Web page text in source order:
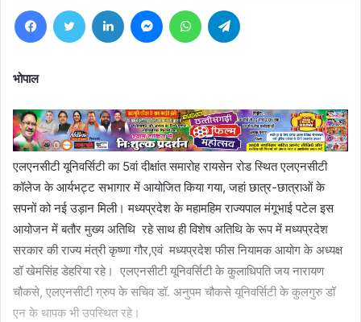
FacebookTwitter LinkedIn MessengerWhatsApp
भोपाल
एलएनसीटी यूनिवर्सिटी का 5वां दीक्षांत समारोह रायसेन रोड स्थित एलएनसीटी
कॉलेज के आर्यभट्ट सभागार में आयोजित किया गया, जहां छात्र-छात्राओं के
सपनों को नई उड़ान मिली। मध्यप्रदेश के महामहिम राज्यपाल मंगूभाई पटेल इस
आयोजन में बतौर मुख्य अतिथि रहे साथ ही विशेष अतिथि के रूप में मध्यप्रदेश
सरकार की राज्य मंत्री कृष्णा गौर,एवं मध्यप्रदेश फीस नियामक आयोग के अध्यक्ष
डॉ खेमसिंह डेहरिया रहे। एलएनसीटी यूनिवर्सिटी के कुलाधिपति जय नारायण
चौकसे, एलएनसीटी ग्रुप के सचिव डॉ. अनुपम चौकसे यूनिवर्सिटी के कुलगुरु डॉ
एन के थापक भी उपस्थित रहे।